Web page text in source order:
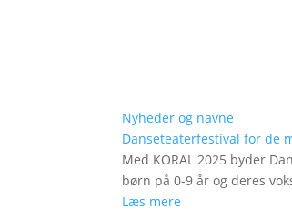
Nyheder og navne
Danseteaterfestival for de
Med KORAL 2025 byder
børn på 0-9 år og deres
Læs mere